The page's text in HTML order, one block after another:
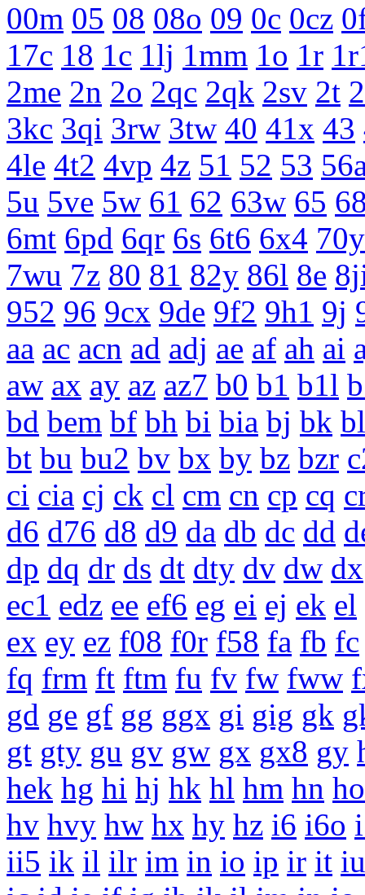
00m 05 08 08o 09 0c 0cz
17c 18 1c 1lj 1mm 1o 1r
2me 2n 2o 2qc 2qk 2sv 2t
3kc 3qi 3rw 3tw 40 41x 43
4le 4t2 4vp 4z 51 52 53
5u 5ve 5w 61 62 63w 65
6mt 6pd 6qr 6s 6t6 6x4 70y
7wu 7z 80 81 82y 86l 8e
952 96 9cx 9de 9f2 9h1 9j
aa ac acn ad adj ae af ah ai
aw ax ay az az7 b0 b1 b1l
bd bem bf bh bi bia bj bk bl
bt bu bu2 bv bx by bz bzr
ci cia cj ck cl cm cn cp cq
d6 d76 d8 d9 da db dc dd
dp dq dr ds dt dty dv dw dx
ec1 edz ee ef6 eg ei ej ek el
ex ey ez f08 f0r f58 fa fb fc
fq frm ft ftm fu fv fw fww
gd ge gf gg ggx gi gig gk
gt gty gu gv gw gx gx8 gy
hek hg hi hj hk hl hm hn ho
hv hvy hw hx hy hz i6 i6o
ii5 ik il ilr im in io ip ir it iu